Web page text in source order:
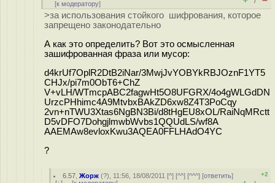
[к модератору]
>за использования стойкого шифрования, которое
запрещено законодательно
А как это определить? Вот это осмысленная
зашифрованная фраза или мусор:
d4krUf7OplR2DtB2iNar/3MwjJvYOBYkRBJOznF1YT5
CHJx/pi7m0ObT6+ChZ
V+vLH/WTmcpABC2fagwHt5O8UFGRX/4o4gWLGdDN
UrzcPHhimc4A9MtvbxBAkZD6xw8Z4T3PoCqy
2vn+nTWU3Xtas6NgBN3Bi/d8tHgEU8xOL/RaiNqMRctt
D5vDFO7DohgjlmwbWvbs1QQUdLS/wf8A
AAEMAw8evloxKwu3AQEA0FFLHAdO4YC
?
6.57 ,Жорж (?), 11:56, 18/08/2011 [^] [^^] [^^^] [ответить]
+2